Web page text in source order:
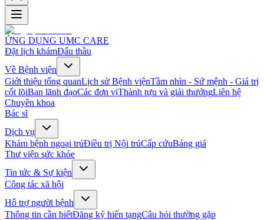
ỨNG DỤNG UMC CARE
Đặt lịch khámĐấu thầu
Về Bệnh viện
Giới thiệu tổng quanLịch sử Bệnh việnTầm nhìn - Sứ mệnh - Giá trị
cốt lõiBan lãnh đạoCác đơn vịThành tựu và giải thưởngLiên hệ
Chuyên khoa
Bác sĩ
Dịch vụ
Khám bệnh ngoại trúĐiều trị Nội trúCấp cứuBảng giá
Thư viện sức khỏe
Tin tức & Sự kiện
Công tác xã hội
Hỗ trợ người bệnh
Thông tin cần biếtĐăng ký hiến tạngCâu hỏi thường gặp